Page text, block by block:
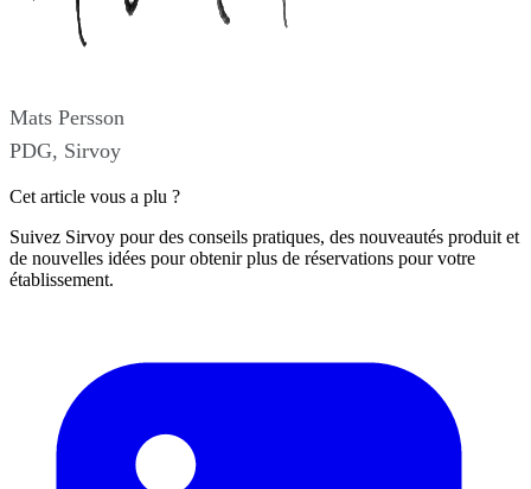
Mats Persson
PDG, Sirvoy
Cet article vous a plu ?
Suivez Sirvoy pour des conseils pratiques, des nouveautés produit et
de nouvelles idées pour obtenir plus de réservations pour votre
établissement.